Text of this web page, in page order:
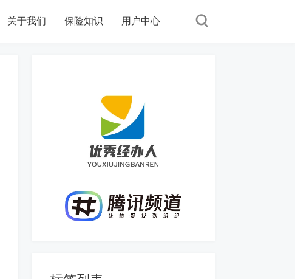
关于我们 保险知识 用户中心